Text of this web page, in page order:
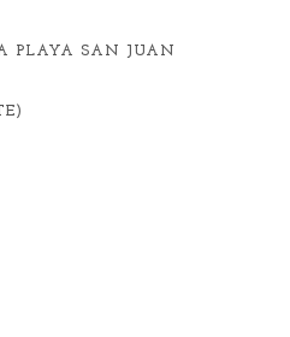
PLAYA SAN JUAN